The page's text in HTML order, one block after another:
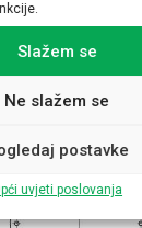
Slažem se
Ne slažem se
postavke
uvjeti poslovanja